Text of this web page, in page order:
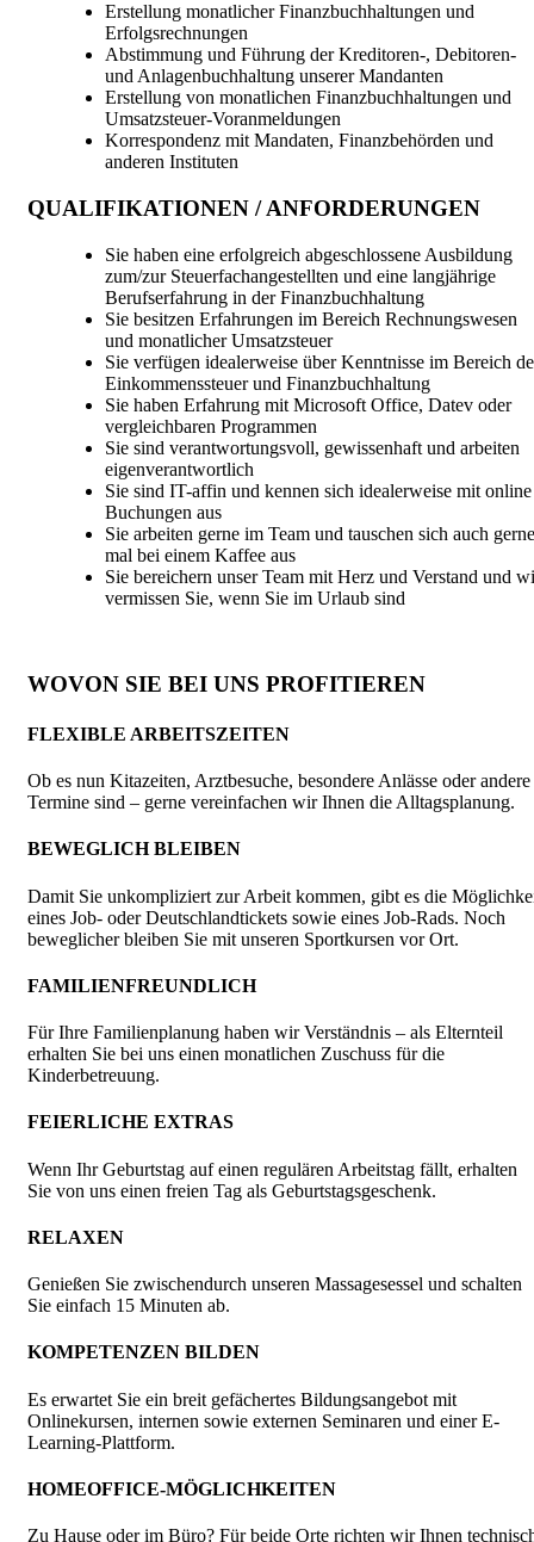
Erstellung monatlicher Finanzbuchhaltungen und
Erfolgsrechnungen
Abstimmung und Führung der Kreditoren-, Debitoren-
und Anlagenbuchhaltung unserer Mandanten
Erstellung von monatlichen Finanzbuchhaltungen und
Umsatzsteuer-Voranmeldungen
Korrespondenz mit Mandaten, Finanzbehörden und
anderen Instituten
QUALIFIKATIONEN / ANFORDERUNGEN
Sie haben eine erfolgreich abgeschlossene Ausbildung
zum/zur Steuerfachangestellten und eine langjährige
Berufserfahrung in der Finanzbuchhaltung
Sie besitzen Erfahrungen im Bereich Rechnungswesen
und monatlicher Umsatzsteuer
Sie verfügen idealerweise über Kenntnisse im Bereich
Einkommenssteuer und Finanzbuchhaltung
Sie haben Erfahrung mit Microsoft Office, Datev oder
vergleichbaren Programmen
Sie sind verantwortungsvoll, gewissenhaft und arbeiten
eigenverantwortlich
Sie sind IT-affin und kennen sich idealerweise mit online
Buchungen aus
Sie arbeiten gerne im Team und tauschen sich auch gerne
mal bei einem Kaffee aus
Sie bereichern unser Team mit Herz und Verstand und
vermissen Sie, wenn Sie im Urlaub sind
WOVON SIE BEI UNS PROFITIEREN
FLEXIBLE ARBEITSZEITEN
Ob es nun Kitazeiten, Arztbesuche, besondere Anlässe oder andere
Termine sind – gerne vereinfachen wir Ihnen die Alltagsplanung.
BEWEGLICH BLEIBEN
Damit Sie unkompliziert zur Arbeit kommen, gibt es die
eines Job- oder Deutschlandtickets sowie eines Job-Rads. Noch
beweglicher bleiben Sie mit unseren Sportkursen vor Ort.
FAMILIENFREUNDLICH
Für Ihre Familienplanung haben wir Verständnis – als Elternteil
erhalten Sie bei uns einen monatlichen Zuschuss für die
Kinderbetreuung.
FEIERLICHE EXTRAS
Wenn Ihr Geburtstag auf einen regulären Arbeitstag fällt, erhalten
Sie von uns einen freien Tag als Geburtstagsgeschenk.
RELAXEN
Genießen Sie zwischendurch unseren Massagesessel und schalten
Sie einfach 15 Minuten ab.
KOMPETENZEN BILDEN
Es erwartet Sie ein breit gefächertes Bildungsangebot mit
Onlinekursen, internen sowie externen Seminaren und einer E-
Learning-Plattform.
HOMEOFFICE-MÖGLICHKEITEN
Zu Hause oder im Büro? Für beide Orte richten wir Ihnen